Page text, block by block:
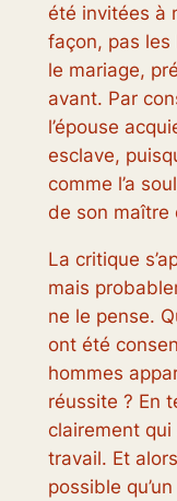
été invitées à
façon, pas les
le mariage,
avant. Par
l’épouse
esclave,
comme l’a
de son maître
La critique
mais
ne le pense.
ont été
hommes
réussite ? En
clairement
travail. Et
possible